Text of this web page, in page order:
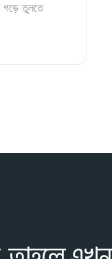
গড়ে তুলতে